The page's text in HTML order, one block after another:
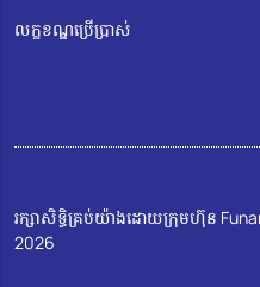
លក្ខខណ្ឌប្រើប្រាស់
រក្សាសិទ្ធិគ្រប់យ៉ាងដោយក្រុមហ៊ុន
2026